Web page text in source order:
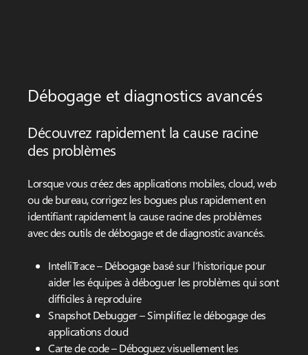
Débogage et diagnostics avancés
Découvrez rapidement la cause racine
des problèmes
Lorsque vous créez des applications mobiles, cloud, web
ou de bureau, corrigez les bogues plus rapidement en
identifiant rapidement la cause racine des problèmes
avec des outils de débogage et de diagnostic avancés.
IntelliTrace – Débogage basé sur l’historique pour
aider les équipes à déboguer les problèmes qui sont
difficiles à reproduire
Snapshot Debugger – Simplifiez le débogage des
applications cloud
Carte de code – Déboguez visuellement les